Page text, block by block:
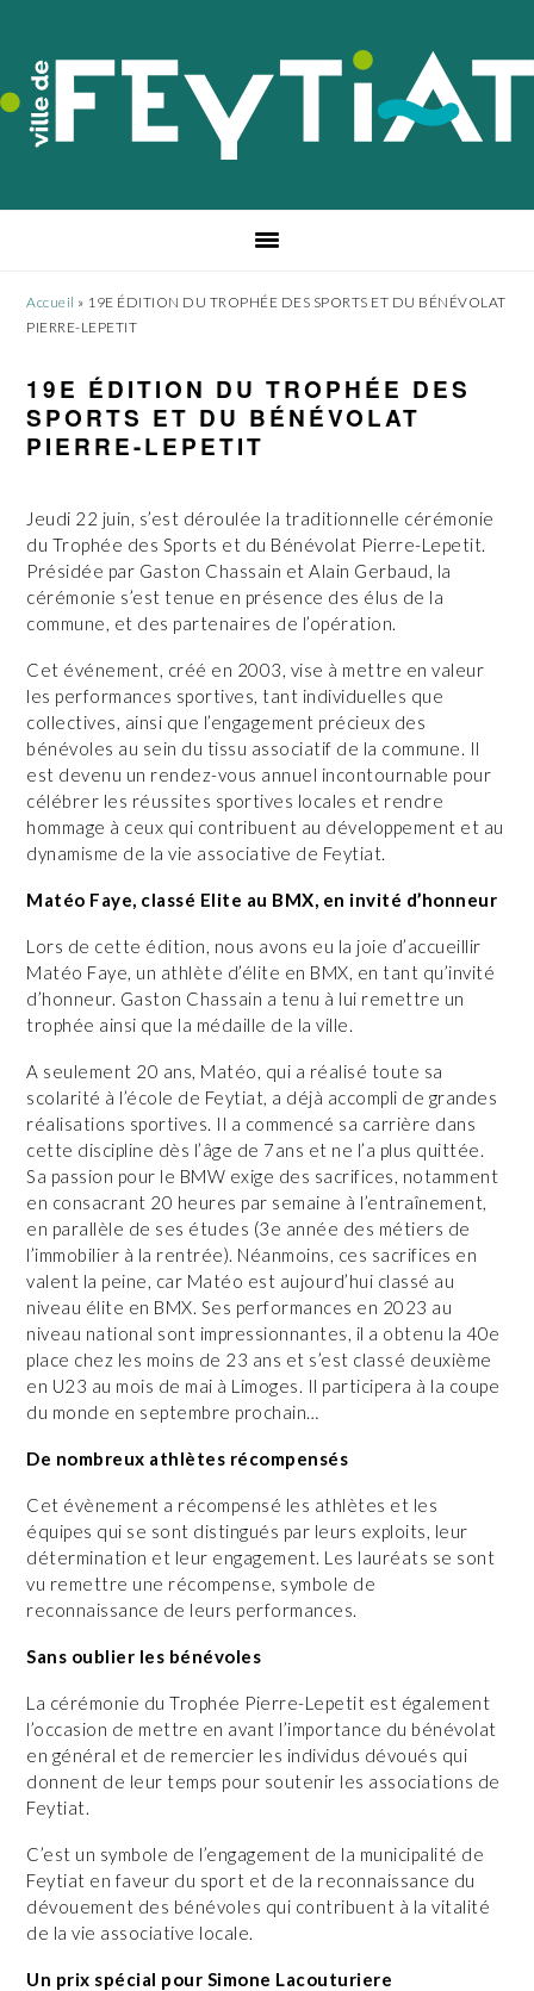
navigation
principale
contenu
principal
pied
de
page
Accueil » 19E ÉDITION DU TROPHÉE DES SPORTS ET DU BÉNÉVOLAT
PIERRE-LEPETIT
19E ÉDITION DU TROPHÉE DES
SPORTS ET DU BÉNÉVOLAT
PIERRE-LEPETIT
Jeudi 22 juin, s’est déroulée la traditionnelle cérémonie
du Trophée des Sports et du Bénévolat Pierre-Lepetit.
Présidée par Gaston Chassain et Alain Gerbaud, la
cérémonie s’est tenue en présence des élus de la
commune, et des partenaires de l’opération.
Cet événement, créé en 2003, vise à mettre en valeur
les performances sportives, tant individuelles que
collectives, ainsi que l’engagement précieux des
bénévoles au sein du tissu associatif de la commune. Il
est devenu un rendez-vous annuel incontournable pour
célébrer les réussites sportives locales et rendre
hommage à ceux qui contribuent au développement et au
dynamisme de la vie associative de Feytiat.
Matéo Faye, classé Elite au BMX, en invité d’honneur
Lors de cette édition, nous avons eu la joie d’accueillir
Matéo Faye, un athlète d’élite en BMX, en tant qu’invité
d’honneur. Gaston Chassain a tenu à lui remettre un
trophée ainsi que la médaille de la ville.
A seulement 20 ans, Matéo, qui a réalisé toute sa
scolarité à l’école de Feytiat, a déjà accompli de grandes
réalisations sportives. Il a commencé sa carrière dans
cette discipline dès l’âge de 7ans et ne l’a plus quittée.
Sa passion pour le BMW exige des sacrifices, notamment
en consacrant 20 heures par semaine à l’entraînement,
en parallèle de ses études (3e année des métiers de
l’immobilier à la rentrée). Néanmoins, ces sacrifices en
valent la peine, car Matéo est aujourd’hui classé au
niveau élite en BMX. Ses performances en 2023 au
niveau national sont impressionnantes, il a obtenu la 40e
place chez les moins de 23 ans et s’est classé deuxième
en U23 au mois de mai à Limoges. Il participera à la coupe
du monde en septembre prochain…
De nombreux athlètes récompensés
Cet évènement a récompensé les athlètes et les
équipes qui se sont distingués par leurs exploits, leur
détermination et leur engagement. Les lauréats se sont
vu remettre une récompense, symbole de
reconnaissance de leurs performances.
Sans oublier les bénévoles
La cérémonie du Trophée Pierre-Lepetit est également
l’occasion de mettre en avant l’importance du bénévolat
en général et de remercier les individus dévoués qui
donnent de leur temps pour soutenir les associations de
Feytiat.
C’est un symbole de l’engagement de la municipalité de
Feytiat en faveur du sport et de la reconnaissance du
dévouement des bénévoles qui contribuent à la vitalité
de la vie associative locale.
Un prix spécial pour Simone Lacouturiere